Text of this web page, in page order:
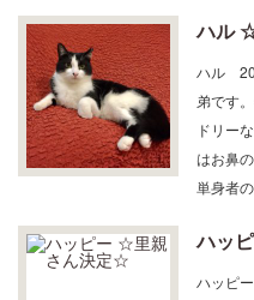
ハル
ハル
弟です
ドリー
はお鼻
単身者
ハッ
ハッピ